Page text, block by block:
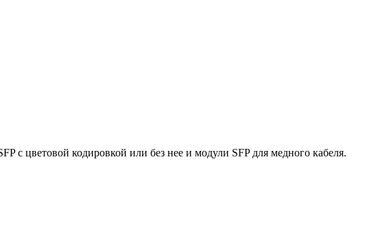
с цветовой кодировкой или без нее и модули SFP для медного кабеля.